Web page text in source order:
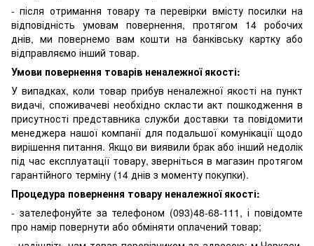
- після отримання товару та перевірки вмісту посилки на
відповідність умовам повернення, протягом 14 робочих
днів, ми повернемо вам кошти на банківську картку або
відправляємо інший товар.
Умови повернення товарів неналежної якості:
У випадках, коли товар прибув неналежної якості на пункт
видачі, споживачеві необхідно скласти акт пошкодження в
присутності представника служби доставки та повідомити
менеджера нашої компанії для подальшої комунікації щодо
вирішення питання. Якщо ви виявили брак або інший недолік
під час експлуатації товару, зверніться в магазин протягом
гарантійного терміну (14 днів з моменту покупки).
Процедура повернення товару неналежної якості:
- зателефонуйте за телефоном (093)48-68-111, і повідомте
про намір повернути або обміняти оплачений товар;